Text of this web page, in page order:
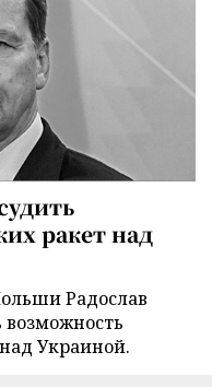
ракет над
Радослав
возможность
Украиной.